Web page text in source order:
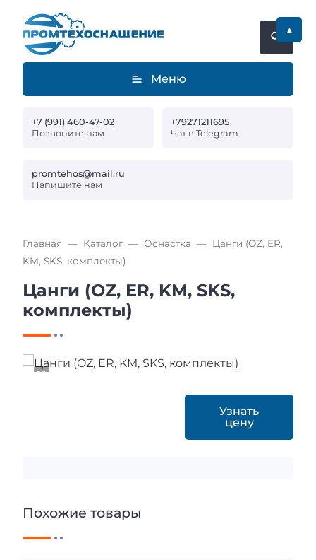
Меню
+7 (991) 460-47-02
Позвоните нам
+79271211695
Чат в Telegram
promtehos@mail.ru
Напишите нам
Главная Каталог Оснастка
Цанги (OZ, ER,
KM, SKS, комплекты)
Цанги (OZ, ER, KM, SKS,
комплекты)
Узнать
цену
Похожие товары
▲